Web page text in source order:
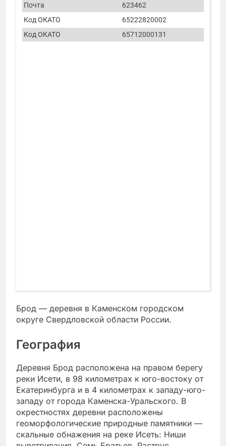
Почта
623462
Код ОКАТО
65222820002
Код ОКАТО
65712000131
Брод — деревня в Каменском городском
округе Свердловской области России.
География
Деревня Брод расположена на правом берегу
реки Исети, в 98 километрах к юго-востоку от
Екатеринбурга и в 4 километрах к западу-юго-
западу от города Каменска-Уральского. В
окрестностях деревни расположены
геоморфологические природные памятники —
скальные обнажения на реке Исеть: Ниши